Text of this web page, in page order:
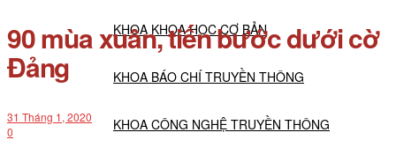
KHOA KHOA HỌC CƠ BẢN
KHOA BÁO CHÍ TRUYỀN THÔNG
KHOA CÔNG NGHỆ TRUYỀN THÔNG
90 mùa xuân, tiến bước dưới cờ
Đảng
31 Tháng 1, 2020
0